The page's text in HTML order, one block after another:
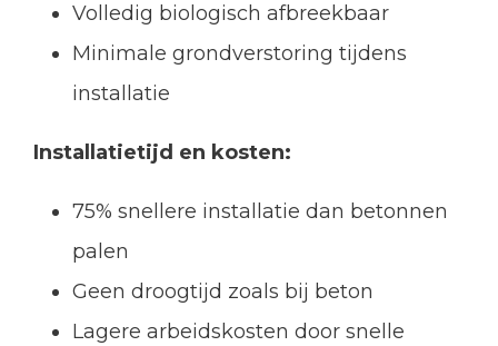
Volledig biologisch afbreekbaar
Minimale grondverstoring tijdens
installatie
Installatietijd en kosten:
75% snellere installatie dan betonnen
palen
Geen droogtijd zoals bij beton
Lagere arbeidskosten door snelle